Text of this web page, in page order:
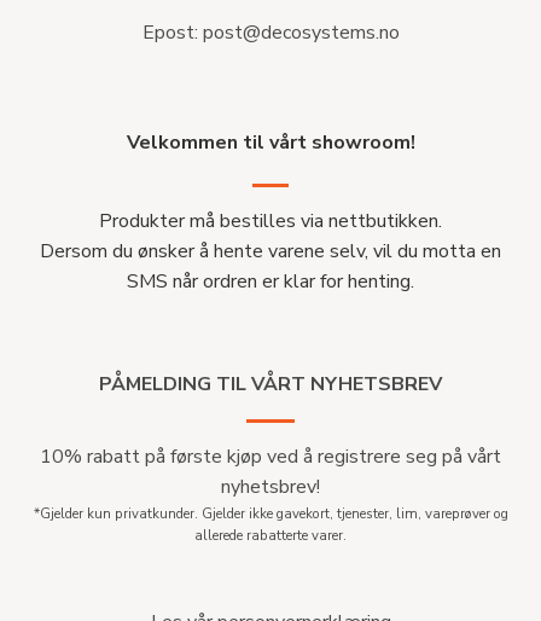
Epost: post@decosystems.no
Velkommen til vårt showroom!
Produkter må bestilles via nettbutikken.
Dersom du ønsker å hente varene selv, vil du motta en
SMS når ordren er klar for henting.
PÅMELDING TIL VÅRT NYHETSBREV
10% rabatt på første kjøp ved å registrere seg på vårt
nyhetsbrev!
*Gjelder kun privatkunder. Gjelder ikke gavekort, tjenester, lim, vareprøver og
allerede rabatterte varer.